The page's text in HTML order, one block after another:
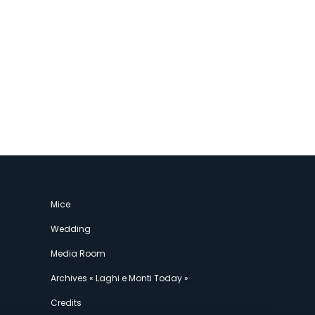
Mice
Wedding
Media Room
Archives « Laghi e Monti Today »
Credits